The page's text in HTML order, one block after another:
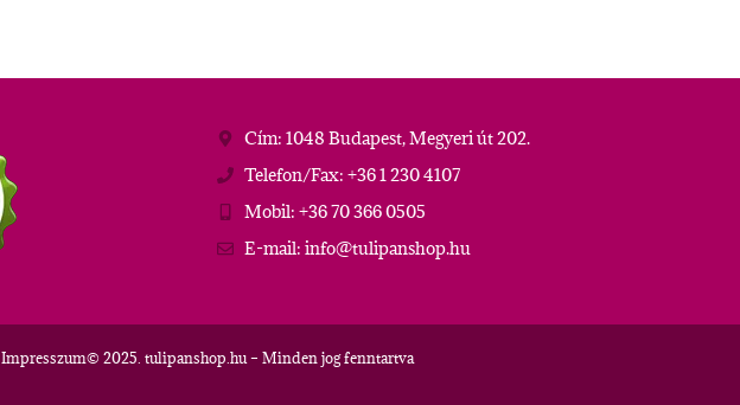
Cím: 1048 Budapest, Megyeri út 202.
Telefon/Fax: +36 1 230 4107
Mobil: +36 70 366 0505
E-mail: info@tulipanshop.hu
Impresszum© 2025. tulipanshop.hu – Minden jog fenntartva